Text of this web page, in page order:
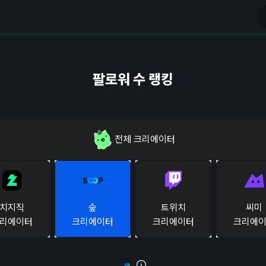
팔로워 수 랭킹
전체 크리에이터
치지직
에이터
숲
크리에이터
트위치
크리에이터
씨미
크리에